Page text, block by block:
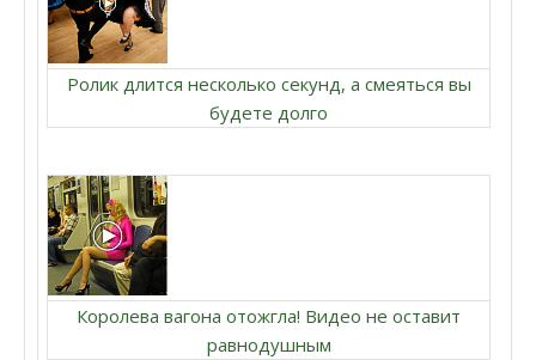
Ролик длится несколько секунд, а смеяться вы
будете долго
Королева вагона отожгла! Видео не оставит
равнодушным